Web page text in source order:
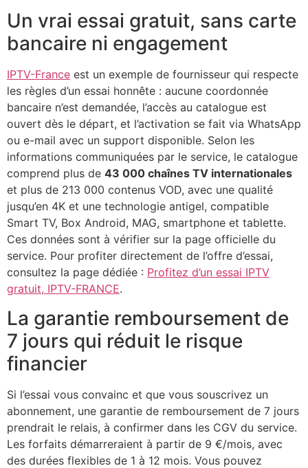
Un vrai essai gratuit, sans carte
bancaire ni engagement
IPTV-France est un exemple de fournisseur qui respecte
les règles d’un essai honnête : aucune coordonnée
bancaire n’est demandée, l’accès au catalogue est
ouvert dès le départ, et l’activation se fait via WhatsApp
ou e-mail avec un support disponible. Selon les
informations communiquées par le service, le catalogue
comprend plus de 43 000 chaînes TV internationales
et plus de 213 000 contenus VOD, avec une qualité
jusqu’en 4K et une technologie antigel, compatible
Smart TV, Box Android, MAG, smartphone et tablette.
Ces données sont à vérifier sur la page officielle du
service. Pour profiter directement de l’offre d’essai,
consultez la page dédiée : Profitez d’un essai IPTV
gratuit, IPTV-FRANCE.
La garantie remboursement de
7 jours qui réduit le risque
financier
Si l’essai vous convainc et que vous souscrivez un
abonnement, une garantie de remboursement de 7 jours
prendrait le relais, à confirmer dans les CGV du service.
Les forfaits démarreraient à partir de 9 €/mois, avec
des durées flexibles de 1 à 12 mois. Vous pouvez